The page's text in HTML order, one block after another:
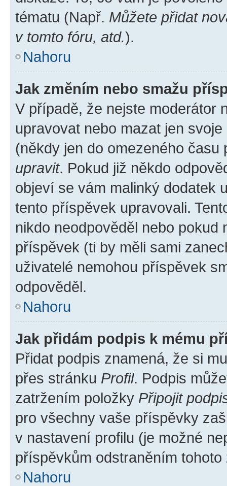
tématu (Např. Můžete přidat
v tomto fóru, atd.).
Nahoru
Jak změním nebo smažu
V případě, že nejste moderátor
upravovat nebo mazat jen
(někdy jen do omezeného
upravit. Pokud již někdo
objeví se vám malinký dodatek
tento příspěvek upravovali.
nikdo neodpověděl nebo pokud
příspěvek (ti by měli sami
uživatelé nemohou příspěvek
odpověděl.
Nahoru
Jak přidám podpis k mému
Přidat podpis znamená, že si
přes stránku Profil. Podpis
zatržením položky Připojit
pro všechny vaše příspěvky
v nastavení profilu (je možné
příspěvkům odstraněním
Nahoru